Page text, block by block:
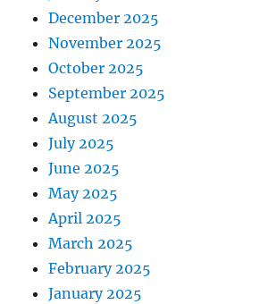
December 2025
November 2025
October 2025
September 2025
August 2025
July 2025
June 2025
May 2025
April 2025
March 2025
February 2025
January 2025